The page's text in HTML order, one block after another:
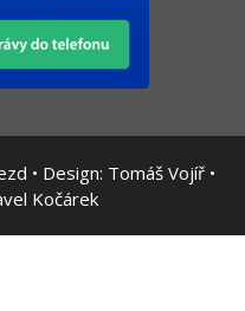
• Design: Tomáš Vojíř •
Kočárek